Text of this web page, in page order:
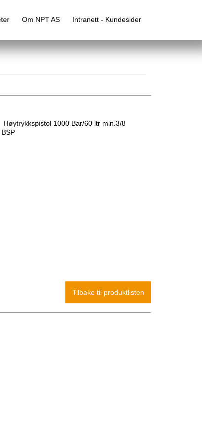
Om NPT AS Intranett - Kundesider
Høytrykkspistol 1000 Bar/60 ltr min.3/8
BSP